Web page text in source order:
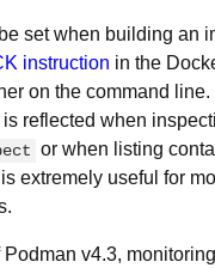
set when building an
instruction in the
on the command line.
reflected when
or when listing
extremely useful for
v4.3,